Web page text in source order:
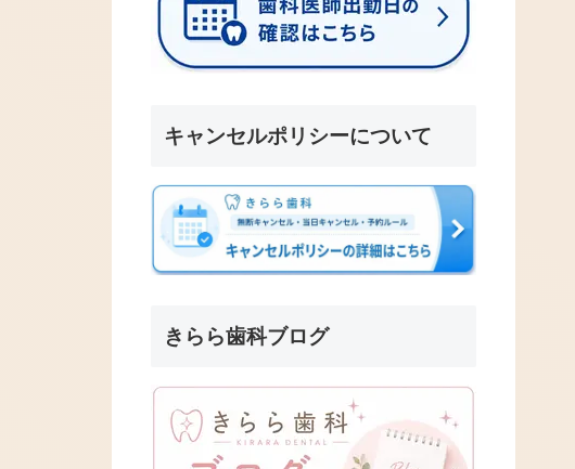
キャンセルポリシーについて
きらら歯科ブログ